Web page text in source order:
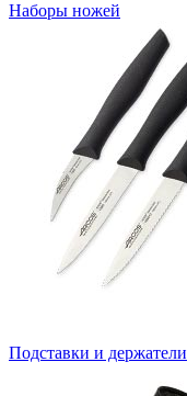
Наборы ножей
Подставки и держатели